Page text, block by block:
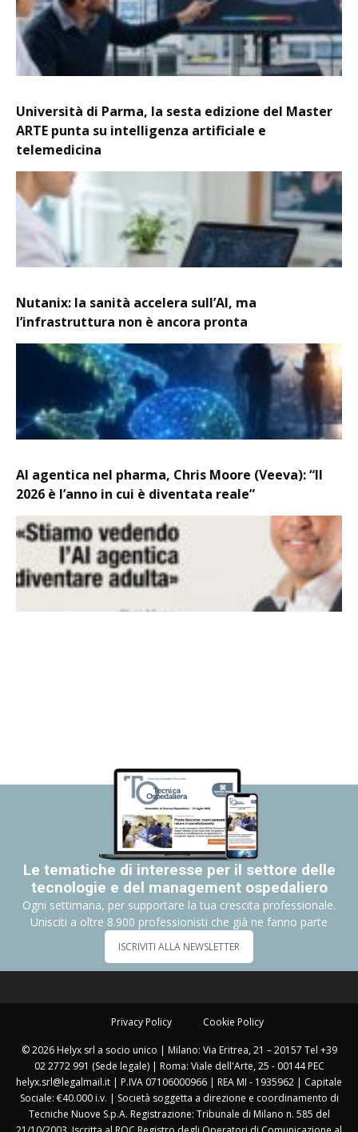
Università di Parma, la sesta edizione del Master
ARTE punta su intelligenza artificiale e
telemedicina
Nutanix: la sanità accelera sull’AI, ma
l’infrastruttura non è ancora pronta
AI agentica nel pharma, Chris Moore (Veeva): “Il
2026 è l’anno in cui è diventata reale”
Le tematiche di interesse per il settore delle
tecnologie e del management ospedaliero
Ogni settimana, per supportare la tua crescita professionale.
Unisciti a oltre 8.900 professionisti che già ne fanno parte
ISCRIVITI ALLA NEWSLETTER
Privacy Policy Cookie Policy
© 2026 Helyx srl a socio unico | Milano: Via Eritrea, 21 – 20157 Tel +39
02 2772 991 (Sede legale) | Roma: Viale dell'Arte, 25 - 00144 PEC
helyx.srl@legalmail.it | P.IVA 07106000966 | REA MI - 1935962 | Capitale
Sociale: €40.000 i.v. | Società soggetta a direzione e coordinamento di
Tecniche Nuove S.p.A. Registrazione: Tribunale di Milano n. 585 del